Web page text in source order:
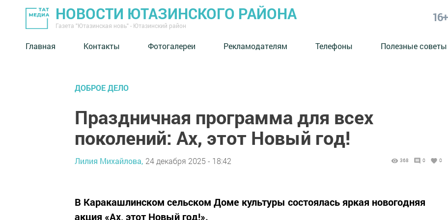
НОВОСТИ ЮТАЗИНСКОГО РАЙОНА
Газета "Ютазинская новь" - Ютазинский район
16+
Главная Контакты Фотогалереи Рекламодателям Телефоны Полезные советы
ДОБРОЕ ДЕЛО
Праздничная программа для всех
поколений: Ах, этот Новый год!
Лилия Михайлова, 24 декабря 2025 - 18:42 368 0 0
В Каракашлинском сельском Доме культуры состоялась яркая новогодняя
акция «Ах, этот Новый год!».